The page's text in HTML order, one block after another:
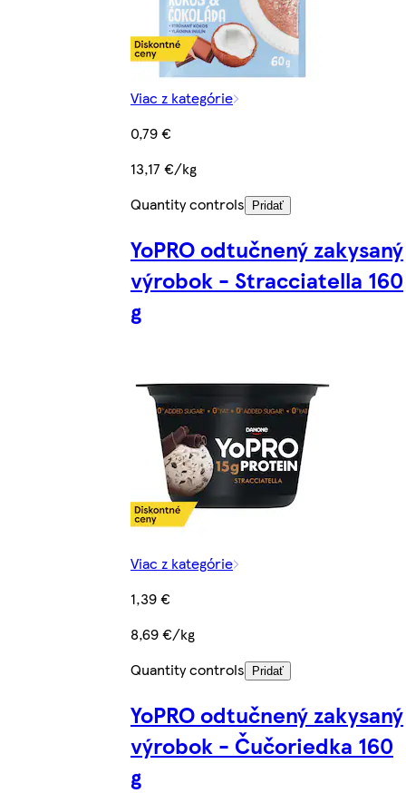
Viac z kategórie
0,79 €
13,17 €/kg
Quantity controls
Pridať
YoPRO odtučnený zakysaný
výrobok - Stracciatella 160
g
Viac z kategórie
1,39 €
8,69 €/kg
Quantity controls
Pridať
YoPRO odtučnený zakysaný
výrobok - Čučoriedka 160
g